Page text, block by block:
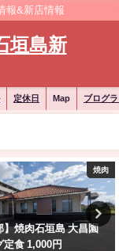
報&新店情報
垣島新
定休日 Map ブログ
焼肉
肉石垣島 大昌園
1,000円